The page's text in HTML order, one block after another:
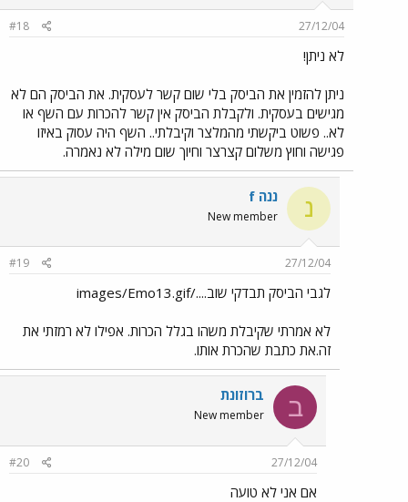
27/12/04
#18
לא ניתן!
ניתן להזמין את הביסק בלי שום קשר לעסקית. את הביסק הם לא
מגישים בעסקית. ולקבלת הביסק אין קשר להכרות עם השף או
לא.. פשוט ביקשתי מהמלצר וקיבלתי.. השף היה עסוק באיזו
פגישה וחוץ משלום קצרצר וחיוך שום מילה לא נאמרה.
נ ננה f
New member
27/12/04
#19
לגבי הביסק תבדקי שוב..../images/Emo13.gif
לא אמרתי שקיבלת משהו בגלל הכרות. אפילו לא רמזתי את
זה.את כתבת שהכרת אותו.
ב ברוזונת
New member
27/12/04
#20
אם אני לא טועה